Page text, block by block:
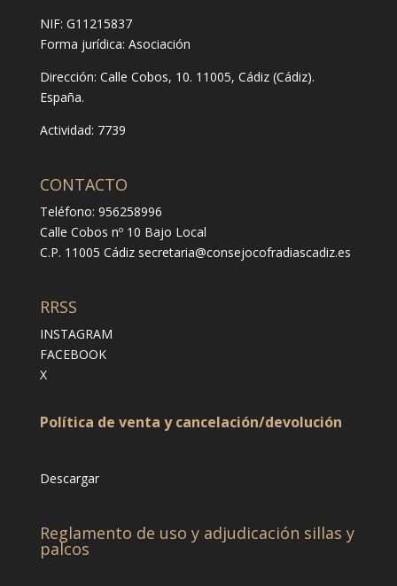
NIF: G11215837
Forma jurídica: Asociación
Dirección: Calle Cobos, 10. 11005, Cádiz (Cádiz).
España.
Actividad: 7739
CONTACTO
Teléfono: 956258996
Calle Cobos nº 10 Bajo Local
C.P. 11005 Cádiz secretaria@consejocofradiascadiz.es
RRSS
INSTAGRAM
FACEBOOK
X
Política de venta y cancelación/devolución
Descargar
Reglamento de uso y adjudicación sillas y
palcos